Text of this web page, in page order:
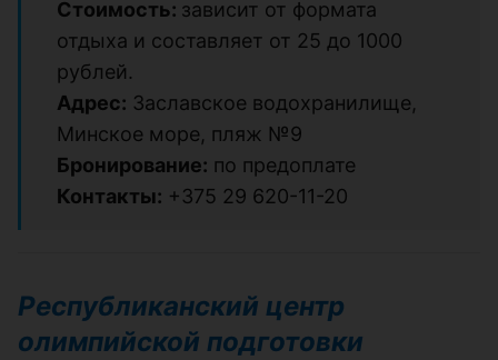
Стоимость: зависит от формата
отдыха и составляет от 25 до 1000
рублей.
Адрес: Заславское водохранилище,
Минское море, пляж №9
Бронирование: по предоплате
Контакты: +375 29 620-11-20
Республиканский центр
олимпийской подготовки